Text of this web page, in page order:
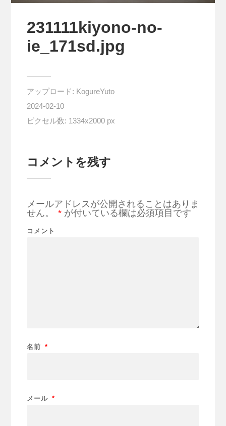
231111kiyono-no-
ie_171sd.jpg
アップロード: KogureYuto
2024-02-10
ピクセル数: 1334x2000 px
コメントを残す
メールアドレスが公開されることはありま
せん。
*が付いている欄は必須項目です
コメント
名前 *
メール *